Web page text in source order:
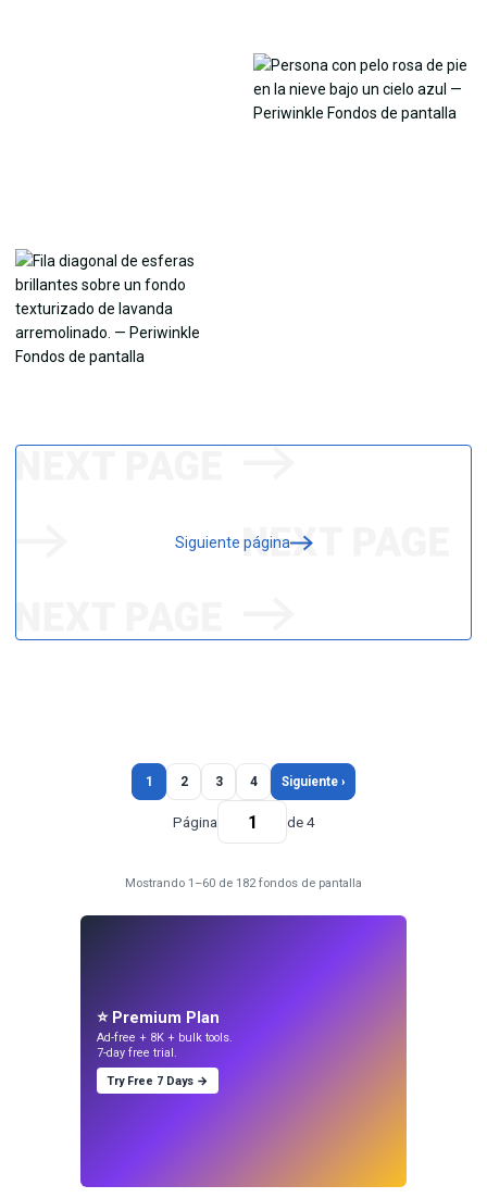
Siguiente página
1 2 3 4 Siguiente ›
Página de 4
Mostrando 1–60 de 182 fondos de pantalla
⭐ Premium Plan
Ad-free + 8K + bulk tools.
7-day free trial.
Try Free 7 Days →